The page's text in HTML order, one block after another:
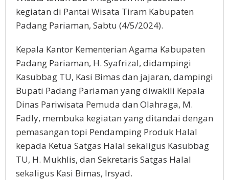
kegiatan di Pantai Wisata Tiram Kabupaten
Padang Pariaman, Sabtu (4/5/2024).
Kepala Kantor Kementerian Agama Kabupaten
Padang Pariaman, H. Syafrizal, didampingi
Kasubbag TU, Kasi Bimas dan jajaran, dampingi
Bupati Padang Pariaman yang diwakili Kepala
Dinas Pariwisata Pemuda dan Olahraga, M.
Fadly, membuka kegiatan yang ditandai dengan
pemasangan topi Pendamping Produk Halal
kepada Ketua Satgas Halal sekaligus Kasubbag
TU, H. Mukhlis, dan Sekretaris Satgas Halal
sekaligus Kasi Bimas, Irsyad.